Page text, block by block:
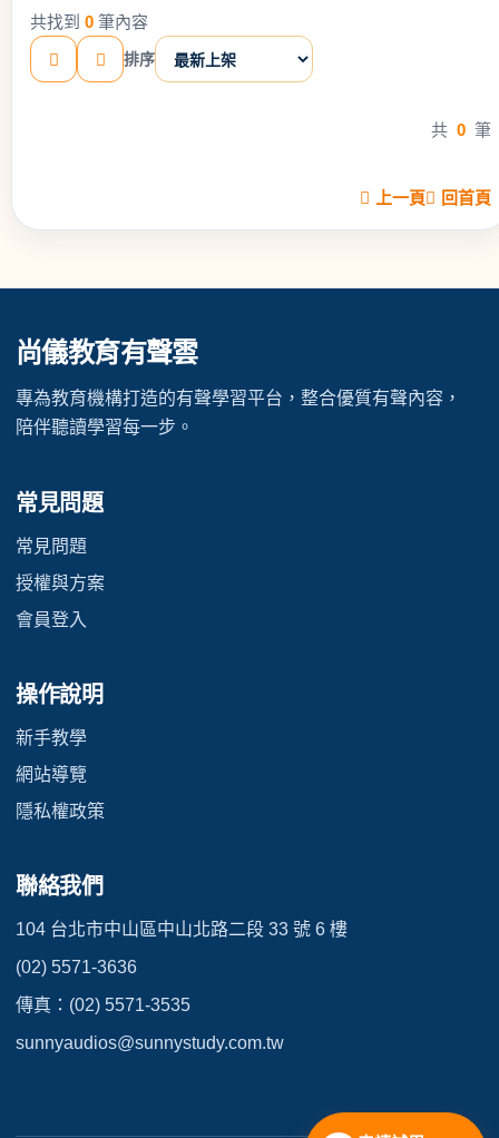
共找到 0 筆內容
排序
共 0 筆
上一頁 回首頁
尚儀教育有聲雲
專為教育機構打造的有聲學習平台，整合優質有聲內容，
陪伴聽讀學習每一步。
常見問題
常見問題
授權與方案
會員登入
操作說明
新手教學
網站導覽
隱私權政策
聯絡我們
104 台北市中山區中山北路二段 33 號 6 樓
(02) 5571-3636
傳真：(02) 5571-3535
sunnyaudios@sunnystudy.com.tw